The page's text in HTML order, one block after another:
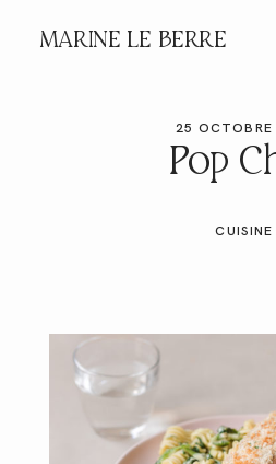
MARINE LE BERRE
25 OCTOBRE
Pop
CUISINE
HOME
PHOTOS